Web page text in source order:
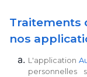
Traitements
nos
L'application
personnelles